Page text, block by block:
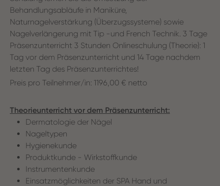
Behandlungsabläufe in Maniküre,
Naturnagelverstärkung (Überzugssysteme) sowie
Nagelverlängerung mit Tip -und French Technik. 3 Tage
Präsenzunterricht 3 Stunden Onlineschulung (Theorie): 1
Tag vor dem Präsenzunterricht und 14 Tage nachdem
letzten Tag des Präsenzunterrichtes!
Preis pro Teilnehmer/in: 1196,00 € netto
Theorieunterricht vor dem Präsenzunterricht:
Dermatologie der Nägel
Nageltypen
Hygienekunde
Produktkunde - Wirkstoffkunde
Instrumentenkunde
Einsatzmöglichkeiten der SPA Hand und